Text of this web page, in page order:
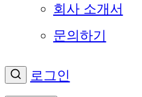
회사 소개서
문의하기
로그인